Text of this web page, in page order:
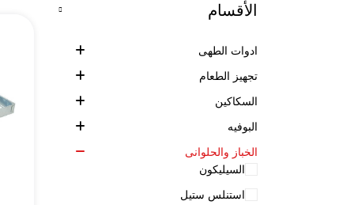
الأقسام
ادوات الطهى
تجهيز الطعام
السكاكين
البوفيه
الخباز والحلوانى
السيليكون
استنلس ستيل